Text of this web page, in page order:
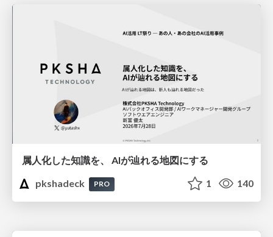
属人化した知識を、 AIが辿れる地図にする
pkshadeck
PRO 1 140